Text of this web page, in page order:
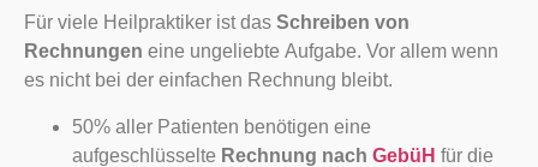
Für viele Heilpraktiker ist das Schreiben von
Rechnungen eine ungeliebte Aufgabe. Vor allem wenn
es nicht bei der einfachen Rechnung bleibt.
50% aller Patienten benötigen eine
aufgeschlüsselte Rechnung nach GebüH für die